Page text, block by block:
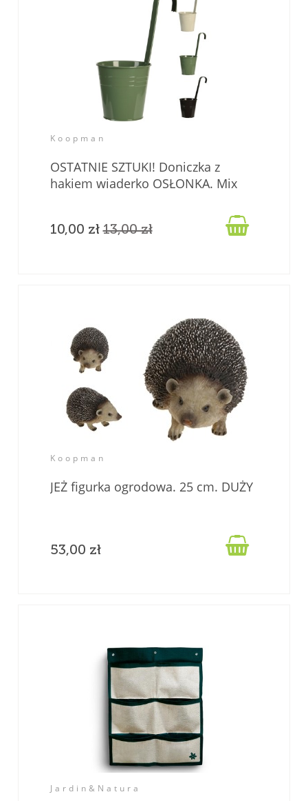
Koopman
OSTATNIE SZTUKI! Doniczka z
hakiem wiaderko OSŁONKA. Mix
10,00 zł 13,00 zł 
Koopman
JEŻ figurka ogrodowa. 25 cm. DUŻY
53,00 zł 
Jardin&Natura